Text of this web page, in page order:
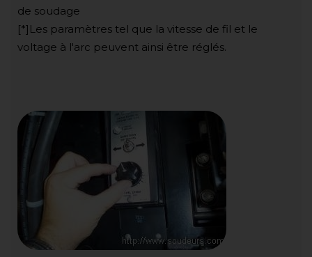
de soudage
[*]Les paramètres tel que la vitesse de fil et le
voltage à l'arc peuvent ainsi être réglés.